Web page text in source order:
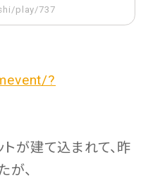
play/737
?
が建て込まれて、昨
が、